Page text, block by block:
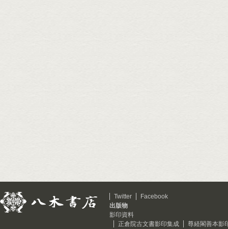
Twitter
Facebook
出版物
影印資料
正倉院古文書影印集成
尊経閣善本影